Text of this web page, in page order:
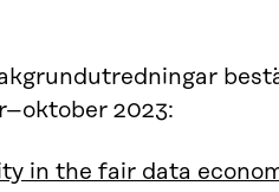
2023:
in the fair data